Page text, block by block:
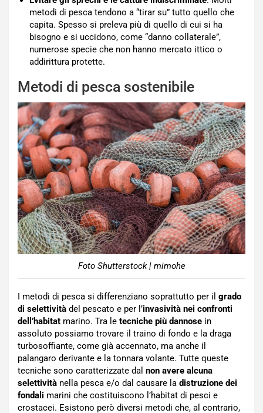
metodi di pesca tendono a “tirar su” tutto quello che
capita. Spesso si preleva più di quello di cui si ha
bisogno e si uccidono, come “danno collaterale”,
numerose specie che non hanno mercato ittico o
addirittura protette.
Metodi di pesca sostenibile
Foto Shutterstock | mimohe
I metodi di pesca si differenziano soprattutto per il grado
di selettività del pescato e per l’invasività nei confronti
dell’habitat marino. Tra le tecniche più dannose in
assoluto possiamo trovare il traino di fondo e la draga
turbosoffiante, come già accennato, ma anche il
palangaro derivante e la tonnara volante. Tutte queste
tecniche sono caratterizzate dal non avere alcuna
selettività nella pesca e/o dal causare la distruzione dei
fondali marini che costituiscono l’habitat di pesci e
crostacei. Esistono però diversi metodi che, al contrario,